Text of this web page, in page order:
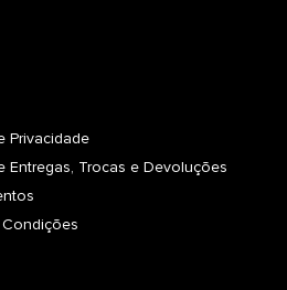
Privacidade
Entregas, Trocas e Devoluções